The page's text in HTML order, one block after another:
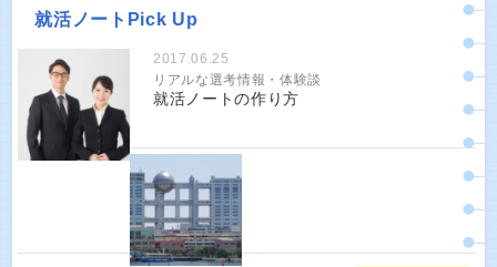
就活ノートPick Up
2017.06.25
リアルな選考情報・体験談
就活ノートの作り方